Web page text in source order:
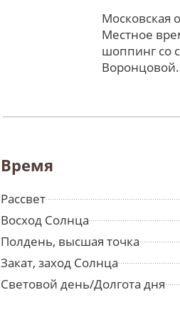
Московская
Местное
шоппинг со
Воронцовой.
Время
Рассвет
Восход Солнца
Полдень, высшая точка
Закат, заход Солнца
Световой день/Долгота дня